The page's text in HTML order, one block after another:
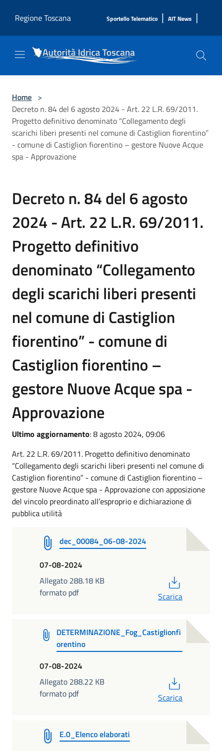
Regione Toscana
Sportello Telematico | AIT News |
Home >
Decreto n. 84 del 6 agosto 2024 - Art. 22 L.R. 69/2011.
Progetto definitivo denominato “Collegamento degli
scarichi liberi presenti nel comune di Castiglion fiorentino”
- comune di Castiglion fiorentino – gestore Nuove Acque
spa - Approvazione
Decreto n. 84 del 6 agosto
2024 - Art. 22 L.R. 69/2011.
Progetto definitivo
denominato “Collegamento
degli scarichi liberi presenti
nel comune di Castiglion
fiorentino” - comune di
Castiglion fiorentino –
gestore Nuove Acque spa -
Approvazione
Ultimo aggiornamento: 8 agosto 2024, 09:06
Art. 22 L.R. 69/2011. Progetto definitivo denominato
“Collegamento degli scarichi liberi presenti nel comune di
Castiglion fiorentino” - comune di Castiglion fiorentino –
gestore Nuove Acque spa - Approvazione con apposizione
del vincolo preordinato all’esproprio e dichiarazione di
pubblica utilità
dec_00084_06-08-2024
07-08-2024
Allegato 288.18 KB
formato pdf
Scarica
DETERMINAZIONE_Fog_Castiglionfi
orentino
07-08-2024
Allegato 288.22 KB
formato pdf
Scarica
E.0_Elenco elaborati